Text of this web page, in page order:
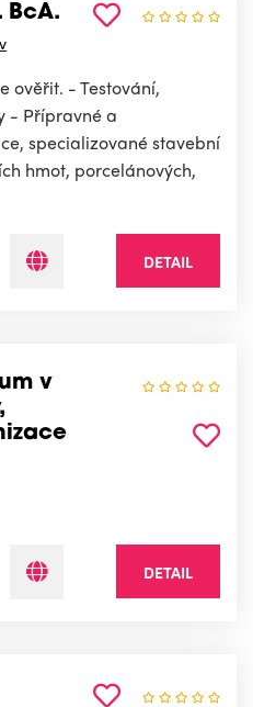
BcA.
ověřit. - Testování,
- Přípravné a
specializované stavební
hmot, porcelánových,
DETAIL
v
DETAIL